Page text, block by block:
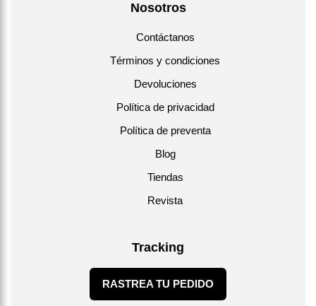
Nosotros
Contáctanos
Términos y condiciones
Devoluciones
Política de privacidad
Política de preventa
Blog
Tiendas
Revista
Tracking
RASTREA TU PEDIDO